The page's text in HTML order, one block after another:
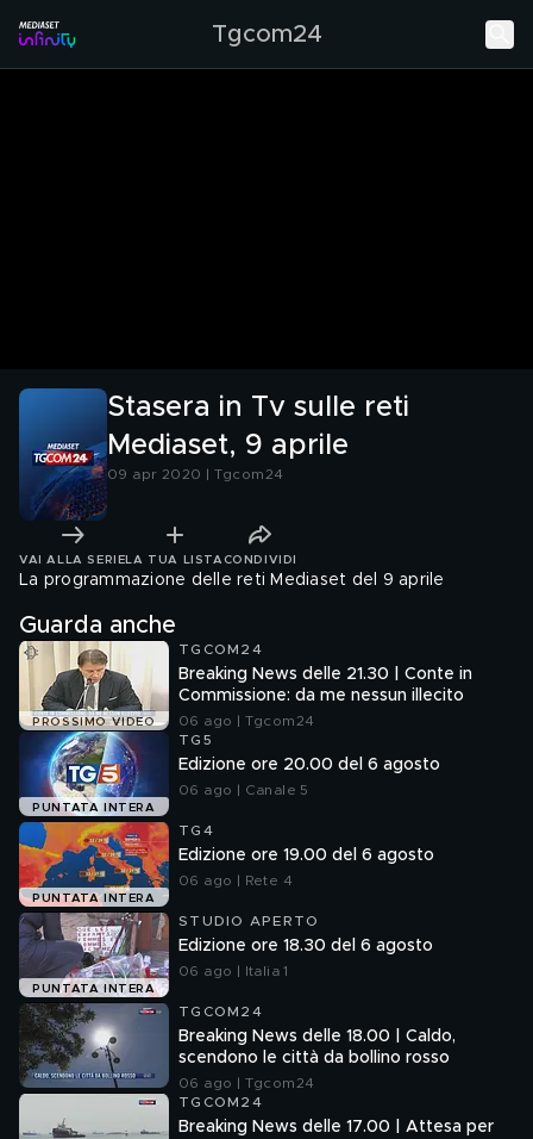
Tgcom24
Stasera in Tv sulle reti
Mediaset, 9 aprile
09 apr 2020 | Tgcom24
VAI ALLA SERIE LA TUA LISTA CONDIVIDI
La programmazione delle reti Mediaset del 9 aprile
Guarda anche
PROSSIMO VIDEO
TGCOM24
Breaking News delle 21.30 | Conte in
Commissione: da me nessun illecito
06 ago | Tgcom24
PUNTATA INTERA
TG5
Edizione ore 20.00 del 6 agosto
06 ago | Canale 5
PUNTATA INTERA
TG4
Edizione ore 19.00 del 6 agosto
06 ago | Rete 4
PUNTATA INTERA
STUDIO APERTO
Edizione ore 18.30 del 6 agosto
06 ago | Italia 1
TGCOM24
Breaking News delle 18.00 | Caldo,
scendono le città da bollino rosso
06 ago | Tgcom24
TGCOM24
Breaking News delle 17.00 | Attesa per